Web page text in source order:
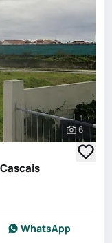
Ver
6
WhatsApp